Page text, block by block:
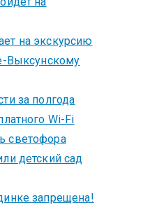
на экскурсию
Выксунскому
за полгода
Wi-Fi
светофора
детский сад
запрещена!